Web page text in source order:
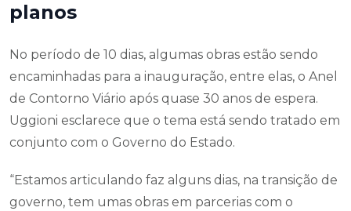
planos
No período de 10 dias, algumas obras estão sendo
encaminhadas para a inauguração, entre elas, o Anel
de Contorno Viário após quase 30 anos de espera.
Uggioni esclarece que o tema está sendo tratado em
conjunto com o Governo do Estado.
“Estamos articulando faz alguns dias, na transição de
governo, tem umas obras em parcerias com o